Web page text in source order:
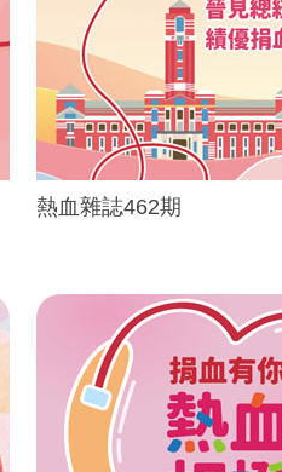
熱血雜誌462期